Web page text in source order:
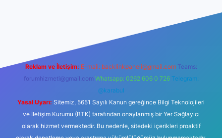
Reklam ve İletişim: E-mail: backlinkpaneli@gmail.com Teams:
forumhizmeti@gmail.com Whatsapp: 0262 606 0 726 Telegram:
@karabul
Yasal Uyarı: Sitemiz, 5651 Sayılı Kanun gereğince Bilgi Teknolojileri
ve İletişim Kurumu (BTK) tarafından onaylanmış bir Yer Sağlayıcı
olarak hizmet vermektedir. Bu nedenle, sitedeki içerikleri proaktif